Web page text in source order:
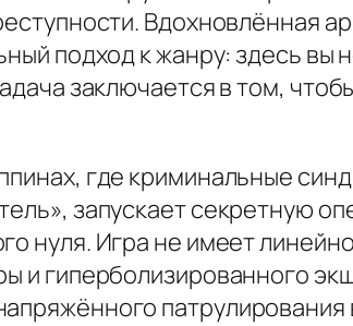
Вдохновлённая
подход к жанру: здесь
заключается в том,
где криминальные
запускает секретную
нуля. Игра не имеет
и гиперболизированного
патрулирования